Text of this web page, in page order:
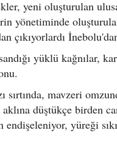
yeni oluşturulan
yönetiminde
çıkıyorlardı
yüklü kağnılar,
sırtında, mavzeri
düştükçe birden
yüreği